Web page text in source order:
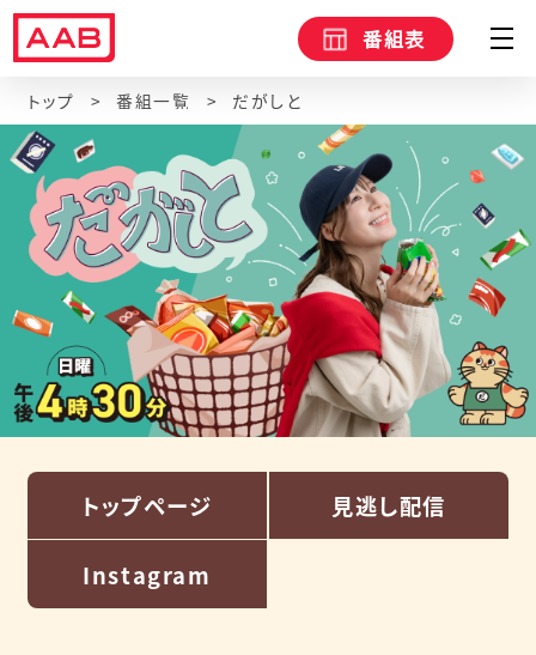
番組表
トップ 番組一覧 だがしと
トップページ 見逃し配信
Instagram